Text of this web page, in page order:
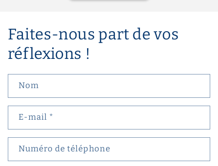
Faites-nous part de vos
réflexions !
Nom
E-mail *
Numéro de téléphone